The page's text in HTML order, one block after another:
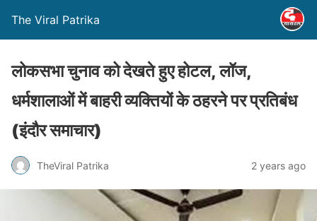
The Viral Patrika
लोकसभा चुनाव को देखते हुए होटल, लॉज,
धर्मशालाओं में बाहरी व्यक्तियों के ठहरने पर प्रतिबंध
(इंदौर समाचार)
TheViral Patrika 2 years ago